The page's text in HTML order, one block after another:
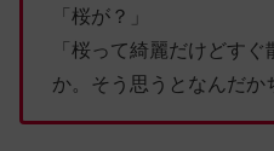
「桜が？」
「桜って綺麗だけどす
か。そう思うとなんだか